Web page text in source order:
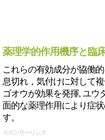
薬理学的作用機序と臨
これらの有効成分が協働
息切れ，気付けに対して
ゴオウが効果を発揮, ユウ
面的な薬理作用により症
す。
スポンサーリンク